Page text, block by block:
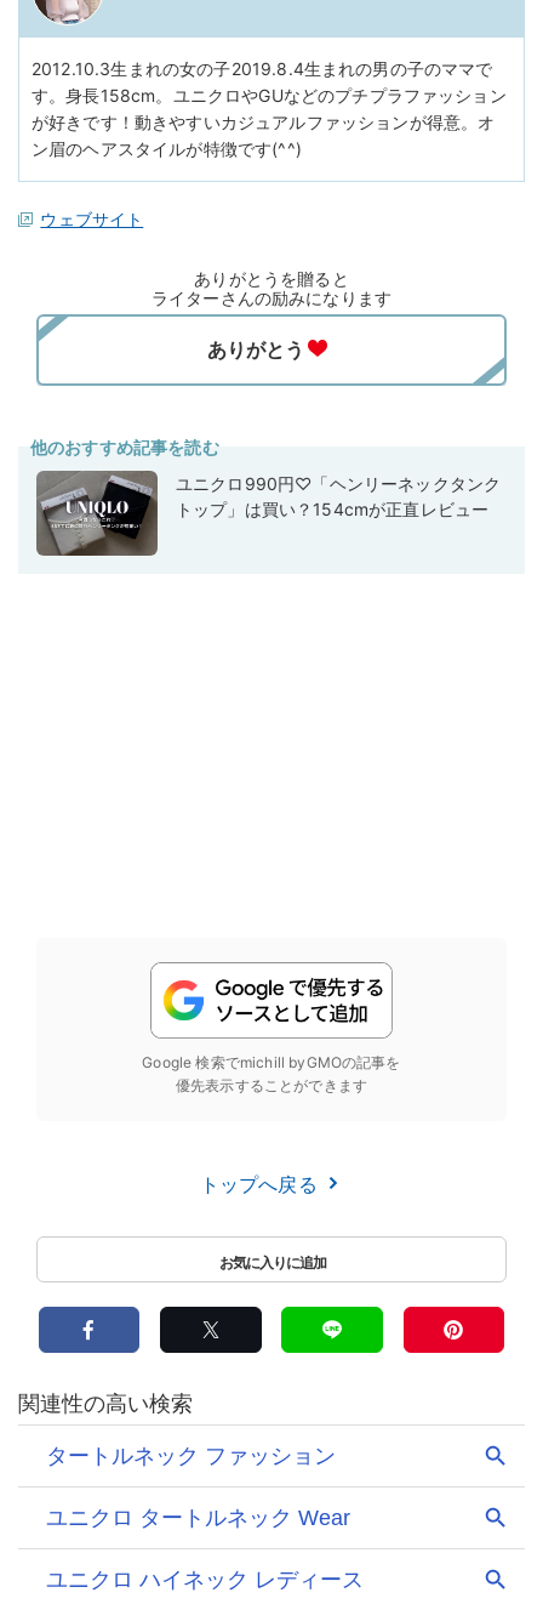
2012.10.3生まれの女の子2019.8.4生まれの男の子のママで
す。身長158cm。ユニクロやGUなどのプチプラファッション
が好きです！動きやすいカジュアルファッションが得意。オ
ン眉のヘアスタイルが特徴です(^^)
ウェブサイト
ありがとうを贈ると
ライターさんの励みになります
他のおすすめ記事を読む
ユニクロ990円♡「ヘンリーネックタンク
トップ」は買い？154cmが正直レビュー
Google 検索でmichill byGMOの記事を
優先表示することができます
トップへ戻る